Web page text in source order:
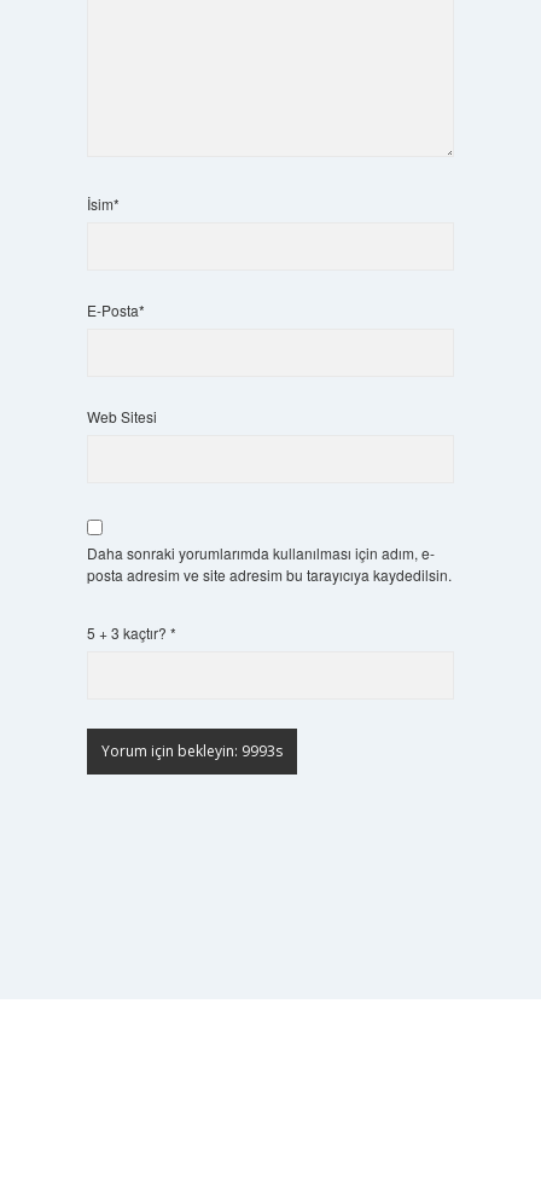
İsim*
E-Posta*
Web Sitesi
Daha sonraki yorumlarımda kullanılması için adım, e-
posta adresim ve site adresim bu tarayıcıya kaydedilsin.
5 + 3 kaçtır? *